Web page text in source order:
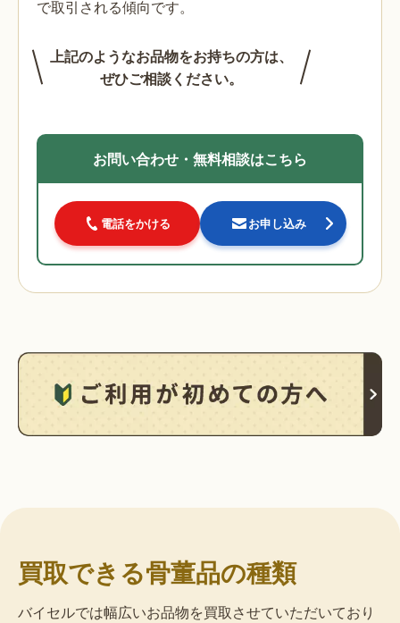
で取引される傾向です。
上記のようなお品物をお持ちの方は、
ぜひご相談ください。
お問い合わせ・無料相談はこちら
電話をかける お申し込み
買取できる骨董品の種類
バイセルでは幅広いお品物を買取させていただいており